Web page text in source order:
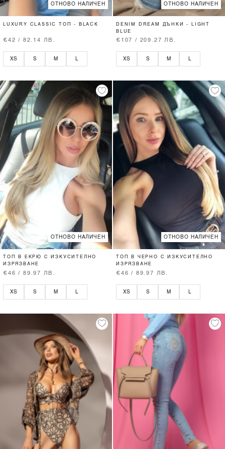
ОТНОВО НАЛИЧЕН
LUXURY CLASSIC ТОП - BLACK
€42 / 82.14 ЛВ.
XS S M L
ОТНОВО НАЛИЧЕН
DENIM DREAM ДЪНКИ - LIGHT
BLUE
€107 / 209.27 ЛВ.
XS S M L
ОТНОВО НАЛИЧЕН
ТОП В ЕКРЮ С ИЗКУСИТЕЛНО
ИЗРЯЗВАНЕ
€46 / 89.97 ЛВ.
XS S M
ОТНОВО НАЛИЧЕН
ТОП В ЧЕРНО С ИЗКУСИТЕЛНО
ИЗРЯЗВАНЕ
€46 / 89.97 ЛВ.
XS S M